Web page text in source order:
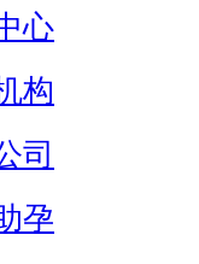
心
构
司
孕